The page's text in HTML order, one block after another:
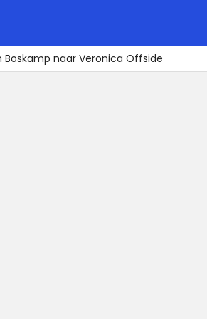
Boskamp naar Veronica Offside